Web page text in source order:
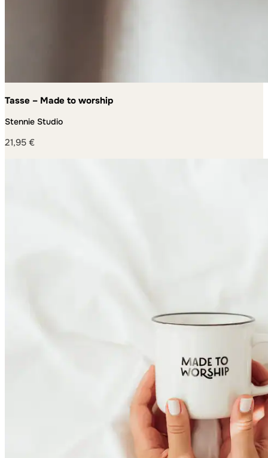
Tasse – Made to worship
Stennie Studio
21,95 €